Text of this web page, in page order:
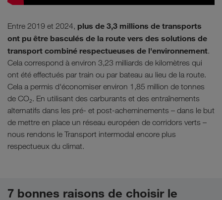
Entre 2019 et 2024, plus de 3,3 millions de transports
ont pu être basculés de la route vers des solutions de
transport combiné respectueuses de l'environnement.
Cela correspond à environ 3,23 milliards de kilomètres qui
ont été effectués par train ou par bateau au lieu de la route.
Cela a permis d'économiser environ 1,85 million de tonnes
de CO₂. En utilisant des carburants et des entraînements
alternatifs dans les pré- et post-acheminements – dans le but
de mettre en place un réseau européen de corridors verts –
nous rendons le Transport intermodal encore plus
respectueux du climat.
7 bonnes raisons de choisir le